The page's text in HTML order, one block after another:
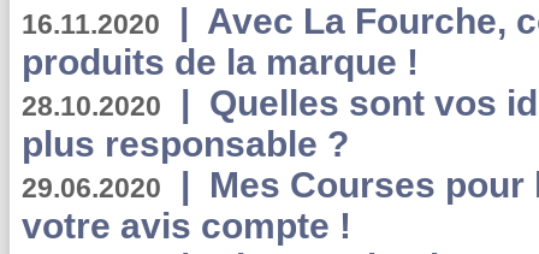
16.11.2020 | Avec La Fourche,
produits de la marque !
28.10.2020 | Quelles sont vos
plus responsable ?
29.06.2020 | Mes Courses pour
votre avis compte !